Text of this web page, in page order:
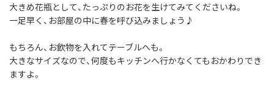
大きめ花瓶として、たっぷりのお花を生けてみてくださいね。
一足早く、お部屋の中に春を呼び込みましょう♪
もちろん、お飲物を入れてテーブルへも。
大きなサイズなので、何度もキッチンへ行かなくてもおかわりでき
ますよ。